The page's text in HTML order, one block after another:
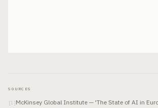
SOURCES
[1 ]McKinsey Global Institute — 'The State of AI in